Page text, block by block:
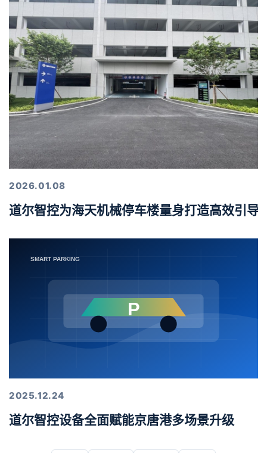
2026.01.08
道尔智控为海天机械停车楼量身打造高效引导
2025.12.24
道尔智控设备全面赋能京唐港多场景升级